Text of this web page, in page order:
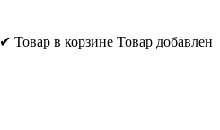
✔ Товар в корзине Товар добавлен